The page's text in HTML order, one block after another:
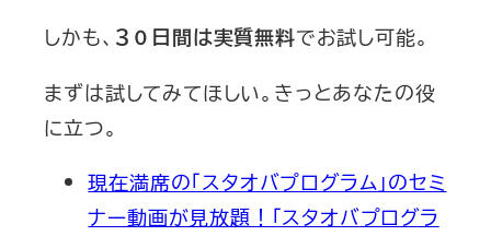
しかも、 ３０日間は実質無料でお試し可能。
まずは試してみてほしい。きっとあなたの役
に立つ。
現在満席の「スタオバプログラム」のセミ
ナー動画が見放題！「スタオバプログラ